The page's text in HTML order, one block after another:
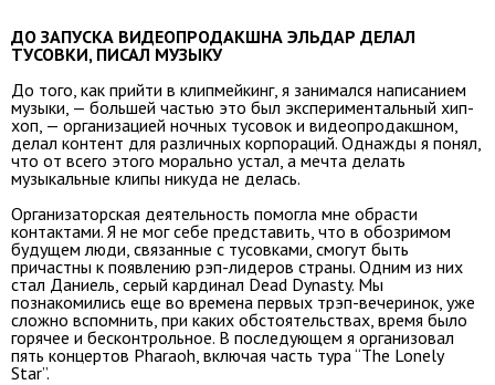
ДО ЗАПУСКА ВИДЕОПРОДАКШНА ЭЛЬДАР ДЕЛАЛ
ТУСОВКИ, ПИСАЛ МУЗЫКУ
До того, как прийти в клипмейкинг, я занимался написанием
музыки, — большей частью это был экспериментальный хип-
хоп, — организацией ночных тусовок и видеопродакшном,
делал контент для различных корпораций. Однажды я понял,
что от всего этого морально устал, а мечта делать
музыкальные клипы никуда не делась.
Организаторская деятельность помогла мне обрасти
контактами. Я не мог себе представить, что в обозримом
будущем люди, связанные с тусовками, смогут быть
причастны к появлению рэп-лидеров страны. Одним из них
стал Даниель, серый кардинал Dead Dynasty. Мы
познакомились еще во времена первых трэп-вечеринок, уже
сложно вспомнить, при каких обстоятельствах, время было
горячее и бесконтрольное. В последующем я организовал
пять концертов Pharaoh, включая часть тура “The Lonely
Star”.